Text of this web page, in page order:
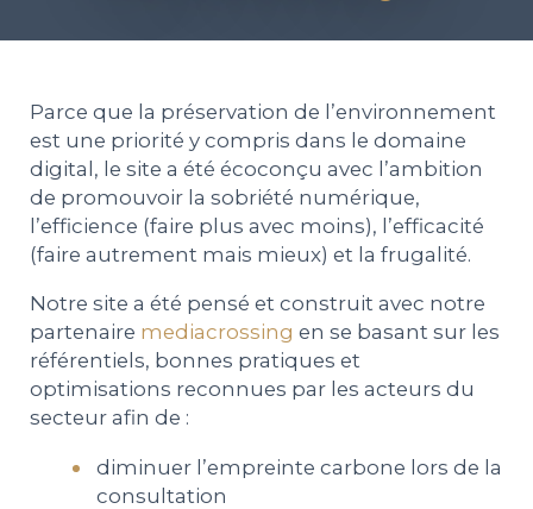
INSIGHTFUL BRANDING
FOOD FOR FUTURE
BLACKBOX
WORK
PEOPLE
LE BILLET DU LUNDI
CONTACT
Parce que la préservation de l’environnement
est une priorité y compris dans le domaine
digital, le site a été écoconçu avec l’ambition
de promouvoir la sobriété numérique,
l’efficience (faire plus avec moins), l’efficacité
(faire autrement mais mieux) et la frugalité.
Notre site a été pensé et construit avec notre
partenaire mediacrossing en se basant sur les
référentiels, bonnes pratiques et
optimisations reconnues par les acteurs du
secteur afin de :
diminuer l’empreinte carbone lors de la
consultation